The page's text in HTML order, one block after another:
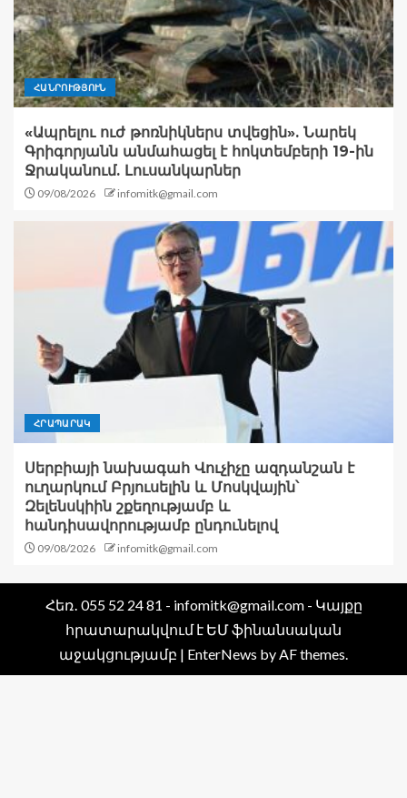
ՀԱՆՐՈՒԹՅՈՒՆ
«Ապրելու ուժ թոռնիկներս տվեցին». Նարեկ
Գրիգորյանն անմահացել է հոկտեմբերի 19-ին
Ջրականում. Լուսանկարներ
09/08/2026 infomitk@gmail.com
ՀՐԱՊԱՐԱԿ
Սերբիայի նախագահ Վուչիչը ազդանշան է
ուղարկում Բրյուսելին և Մոսկվային՝
Զելենսկիին շքեղությամբ և
հանդիսավորությամբ ընդունելով
09/08/2026 infomitk@gmail.com
Հեռ․ 055 52 24 81 - infomitk@gmail.com - Կայքը
հրատարակվում է ԵՄ ֆինանսական
աջակցությամբ | EnterNews by AF themes.